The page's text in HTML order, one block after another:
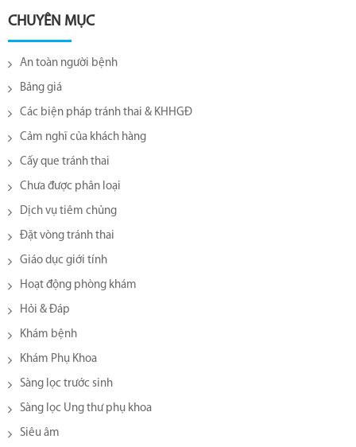
CHUYÊN MỤC
An toàn người bệnh
Bảng giá
Các biện pháp tránh thai & KHHGĐ
Cảm nghĩ của khách hàng
Cấy que tránh thai
Chưa được phân loại
Dịch vụ tiêm chủng
Đặt vòng tránh thai
Giáo dục giới tính
Hoạt động phòng khám
Hỏi & Đáp
Khám bệnh
Khám Phụ Khoa
Sàng lọc trước sinh
Sàng lọc Ung thư phụ khoa
Siêu âm